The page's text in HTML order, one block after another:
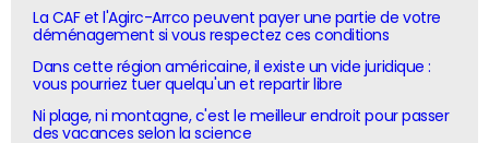
La CAF et l'Agirc-Arrco peuvent payer une partie de votre
déménagement si vous respectez ces conditions
Dans cette région américaine, il existe un vide juridique :
vous pourriez tuer quelqu'un et repartir libre
Ni plage, ni montagne, c'est le meilleur endroit pour passer
des vacances selon la science